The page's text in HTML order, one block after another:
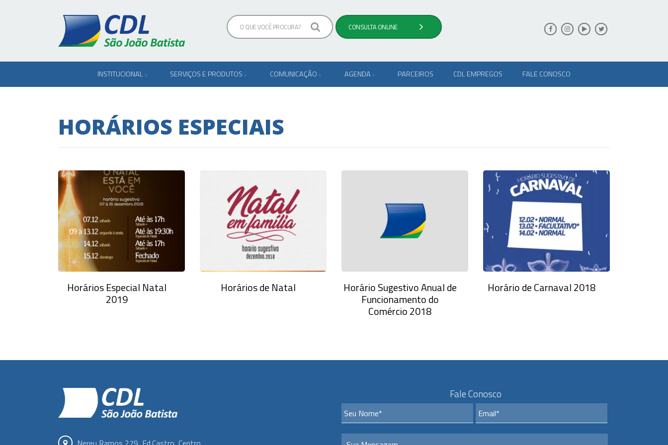
INSTITUCIONAL SERVIÇOS E PRODUTOS COMUNICAÇÃO AGENDA PARCEIROS CDL EMPREGOS FALE CONOSCO
HORÁRIOS ESPECIAIS
Horários Especial Natal
2019
Horários de Natal Horário Sugestivo Anual de
Funcionamento do
Comércio 2018
Horário de Carnaval 2018
Fale Conosco